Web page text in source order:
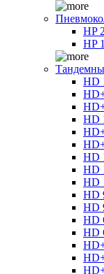
HP
HP
HD
HD
HD
HD
HD
HD
HD
HD
HD